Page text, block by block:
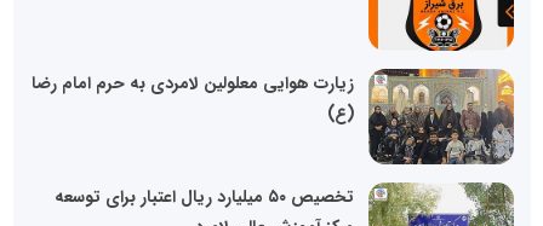
زیارت هوایی معلولین لامردی به حرم امام رضا
(ع)
تخصیص ۵۰ میلیارد ریال اعتبار برای توسعه